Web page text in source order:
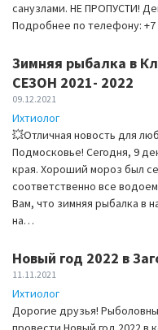
санузлами. НЕ ПРОПУСТИ!
Подробнее по телефону: +7
Зимняя рыбалка в
СЕЗОН 2021- 2022
09.12.2021
Ихтиолог
💥Отличная новость для
Подмосковье! Сегодня, 9
края. Хороший мороз был
соответственно все
Вам, что зимняя рыбалка в
на…
Новый год 2022 в
11.11.2021
Ихтиолог
Дорогие друзья!